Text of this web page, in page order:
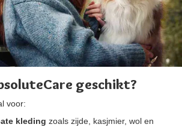
geschikt?
voor:
kleding zoals zijde, kasjmier, wol en